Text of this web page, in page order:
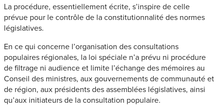
La procédure, essentiellement écrite, s’inspire de celle
prévue pour le contrôle de la constitutionnalité des normes
législatives.
En ce qui concerne l’organisation des consultations
populaires régionales, la loi spéciale n’a prévu ni procédure
de filtrage ni audience et limite l’échange des mémoires au
Conseil des ministres, aux gouvernements de communauté et
de région, aux présidents des assemblées législatives, ainsi
qu’aux initiateurs de la consultation populaire.